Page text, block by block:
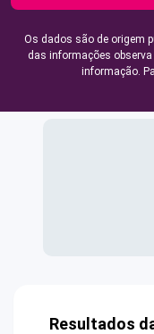
Os dados são de origem
das informações
informação.
Resultados